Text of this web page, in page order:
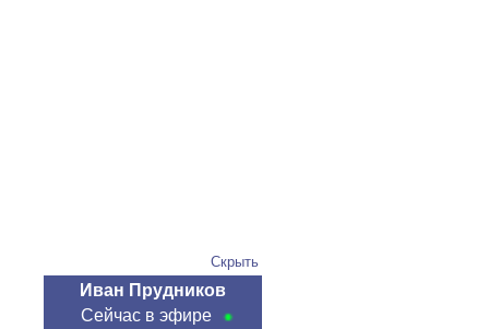
Скрыть
Иван Прудников
Сейчас в эфире